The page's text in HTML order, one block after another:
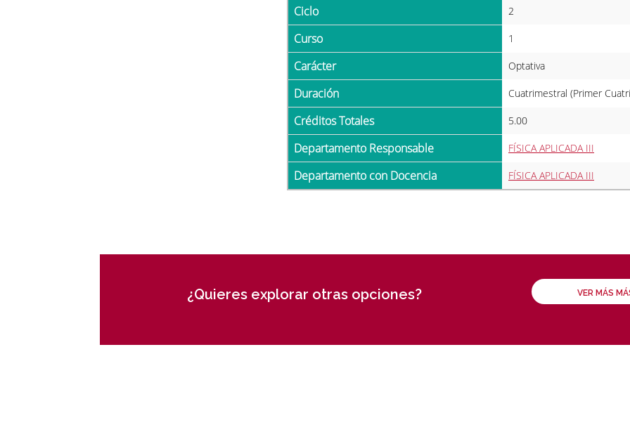
Ciclo 2
Curso 1
Carácter Optativa
Duración Cuatrimestral (Primer
Créditos Totales 5.00
Departamento Responsable FÍSICA APLICADA III
Departamento con Docencia FÍSICA APLICADA III
¿Quieres explorar otras opciones? VER MÁS